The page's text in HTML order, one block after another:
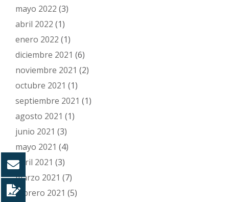
mayo 2022 (3)
abril 2022 (1)
enero 2022 (1)
diciembre 2021 (6)
noviembre 2021 (2)
octubre 2021 (1)
septiembre 2021 (1)
agosto 2021 (1)
junio 2021 (3)
mayo 2021 (4)
abril 2021 (3)
marzo 2021 (7)
febrero 2021 (5)